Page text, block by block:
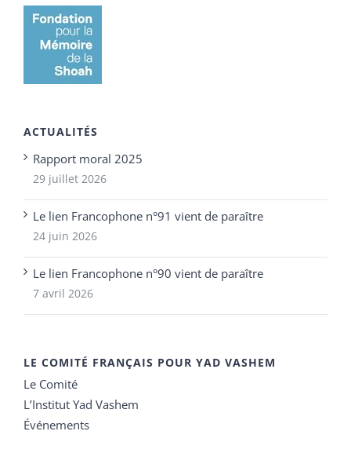
ACTUALITÉS
Rapport moral 2025
29 juillet 2026
Le lien Francophone n°91 vient de paraître
24 juin 2026
Le lien Francophone n°90 vient de paraître
7 avril 2026
LE COMITÉ FRANÇAIS POUR YAD VASHEM
Le Comité
L’Institut Yad Vashem
Événements